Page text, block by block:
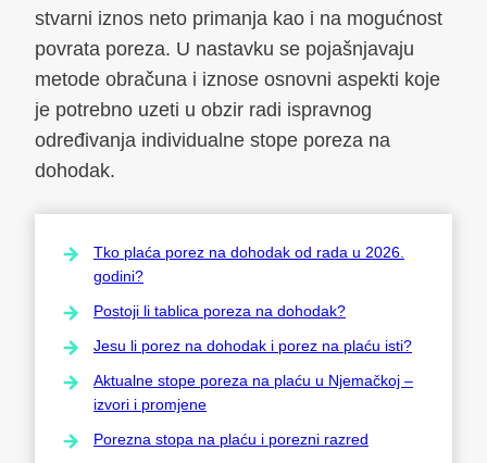
stvarni iznos neto primanja kao i na mogućnost
povrata poreza. U nastavku se pojašnjavaju
metode obračuna i iznose osnovni aspekti koje
je potrebno uzeti u obzir radi ispravnog
određivanja individualne stope poreza na
dohodak.
Tko plaća porez na dohodak od rada u 2026.
godini?
Postoji li tablica poreza na dohodak?
Jesu li porez na dohodak i porez na plaću isti?
Aktualne stope poreza na plaću u Njemačkoj –
izvori i promjene
Porezna stopa na plaću i porezni razred